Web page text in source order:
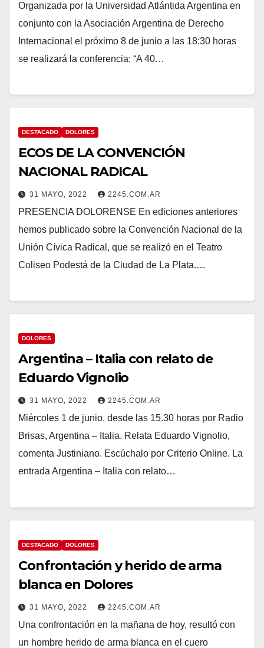
Organizada por la Universidad Atlántida Argentina en
conjunto con la Asociación Argentina de Derecho
Internacional el próximo 8 de junio a las 18:30 horas
se realizará la conferencia: “A 40…
DESTACADO DOLORES
ECOS DE LA CONVENCIÓN
NACIONAL RADICAL
31 MAYO, 2022 2245.COM.AR
PRESENCIA DOLORENSE En ediciones anteriores
hemos publicado sobre la Convención Nacional de la
Unión Cívica Radical, que se realizó en el Teatro
Coliseo Podestá de la Ciudad de La Plata.…
DOLORES
Argentina – Italia con relato de
Eduardo Vignolio
31 MAYO, 2022 2245.COM.AR
Miércoles 1 de junio, desde las 15.30 horas por Radio
Brisas, Argentina – Italia. Relata Eduardo Vignolio,
comenta Justiniano. Escúchalo por Criterio Online. La
entrada Argentina – Italia con relato…
DESTACADO DOLORES
Confrontación y herido de arma
blanca en Dolores
31 MAYO, 2022 2245.COM.AR
Una confrontación en la mañana de hoy, resultó con
un hombre herido de arma blanca en el cuero